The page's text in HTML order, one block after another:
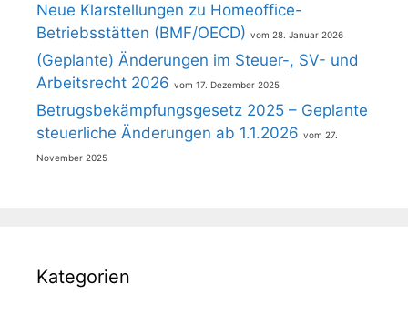
Neue Klarstellungen zu Homeoffice-
Betriebsstätten (BMF/OECD)
28. Januar 2026
(Geplante) Änderungen im Steuer-, SV- und
Arbeitsrecht 2026
17. Dezember 2025
Betrugsbekämpfungsgesetz 2025 – Geplante
steuerliche Änderungen ab 1.1.2026
27.
November 2025
Kategorien